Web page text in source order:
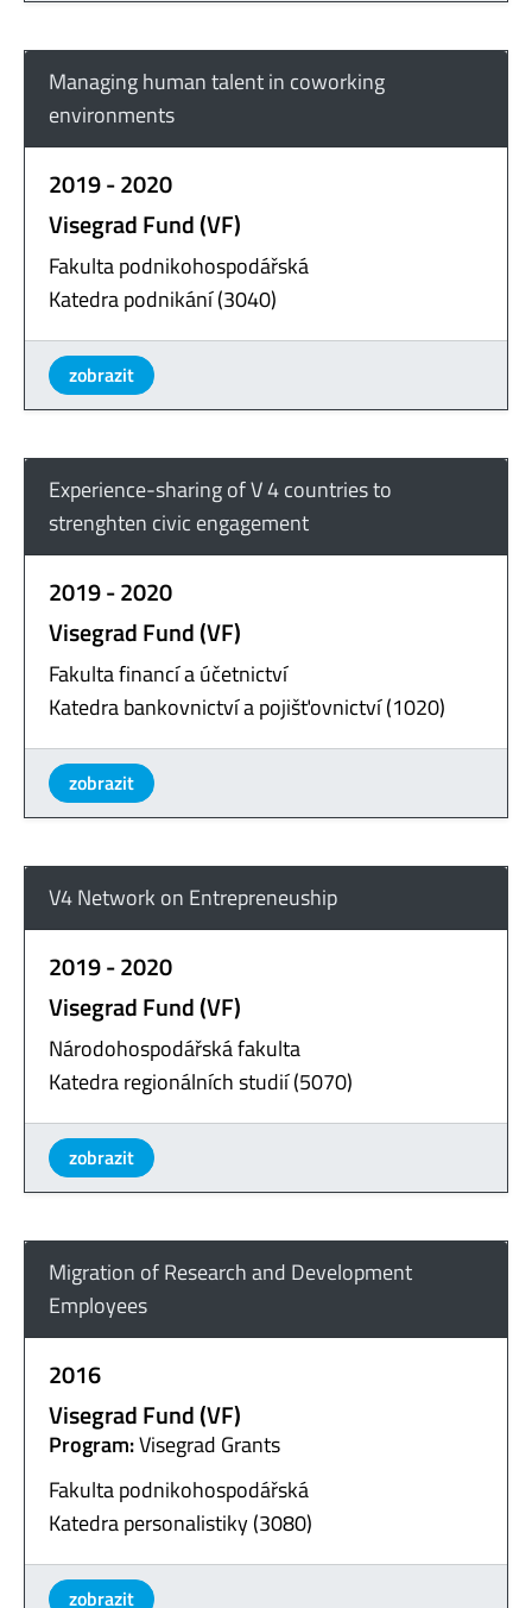
Managing human talent in coworking
environments
2019 - 2020
Visegrad Fund (VF)
Fakulta podnikohospodářská
Katedra podnikání (3040)
zobrazit
Experience-sharing of V 4 countries to
strenghten civic engagement
2019 - 2020
Visegrad Fund (VF)
Fakulta financí a účetnictví
Katedra bankovnictví a pojišťovnictví (1020)
zobrazit
V4 Network on Entrepreneuship
2019 - 2020
Visegrad Fund (VF)
Národohospodářská fakulta
Katedra regionálních studií (5070)
zobrazit
Migration of Research and Development
Employees
2016
Visegrad Fund (VF)
Program:Visegrad Grants
Fakulta podnikohospodářská
Katedra personalistiky (3080)
zobrazit